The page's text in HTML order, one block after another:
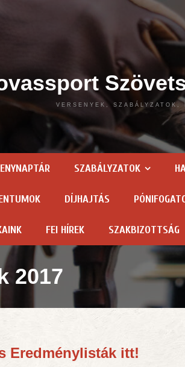
VERSENYEK, SZABÁLYZATOK,
SZABÁLYZATOK
DÍJHAJTÁS
FEI HÍREK SZAKBIZOTTSÁG
2017
Eredménylisták itt!